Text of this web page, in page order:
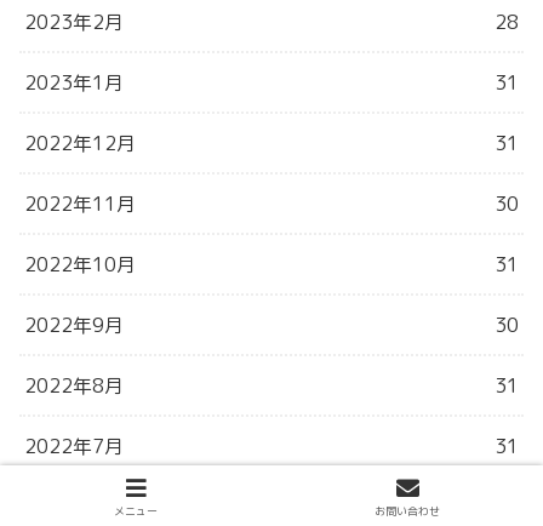
2023年2月 28
2023年1月 31
2022年12月 31
2022年11月 30
2022年10月 31
2022年9月 30
2022年8月 31
2022年7月 31
2022年6月メニュー お問い合わせ